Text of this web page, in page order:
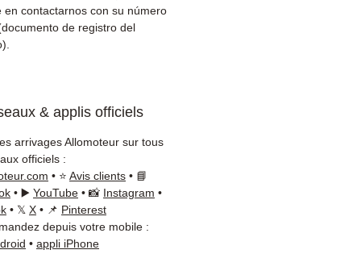
al cliente reactivo por
disponible) — Lunes a
9h-18h.
en contactarnos con su número
de registro del
& applis officiels
arrivages Allomoteur sur tous
officiels :
• ⭐ Avis clients • 📘
• ▶️ YouTube • 📸 Instagram •
• 𝕏 X • 📌 Pinterest
depuis votre mobile :
• appli iPhone